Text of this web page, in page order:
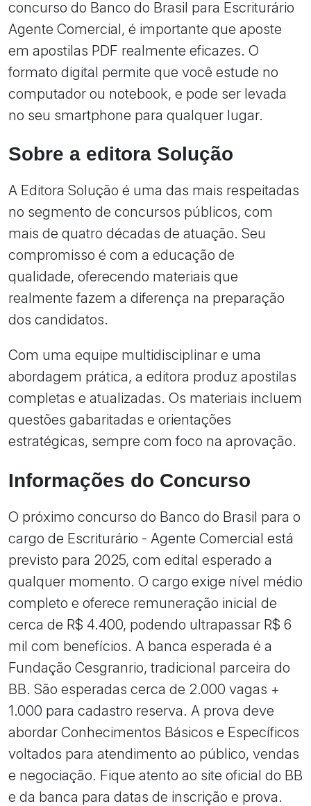
concurso do Banco do Brasil para Escriturário
Agente Comercial, é importante que aposte
em apostilas PDF realmente eficazes. O
formato digital permite que você estude no
computador ou notebook, e pode ser levada
no seu smartphone para qualquer lugar.
Sobre a editora Solução
A Editora Solução é uma das mais respeitadas
no segmento de concursos públicos, com
mais de quatro décadas de atuação. Seu
compromisso é com a educação de
qualidade, oferecendo materiais que
realmente fazem a diferença na preparação
dos candidatos.
Com uma equipe multidisciplinar e uma
abordagem prática, a editora produz apostilas
completas e atualizadas. Os materiais incluem
questões gabaritadas e orientações
estratégicas, sempre com foco na aprovação.
Informações do Concurso
O próximo concurso do Banco do Brasil para o
cargo de Escriturário - Agente Comercial está
previsto para 2025, com edital esperado a
qualquer momento. O cargo exige nível médio
completo e oferece remuneração inicial de
cerca de R$ 4.400, podendo ultrapassar R$ 6
mil com benefícios. A banca esperada é a
Fundação Cesgranrio, tradicional parceira do
BB. São esperadas cerca de 2.000 vagas +
1.000 para cadastro reserva. A prova deve
abordar Conhecimentos Básicos e Específicos
voltados para atendimento ao público, vendas
e negociação. Fique atento ao site oficial do BB
e da banca para datas de inscrição e prova.